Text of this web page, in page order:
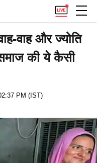
वाह और ज्योति
समाज की ये कैसी
PM (IST)